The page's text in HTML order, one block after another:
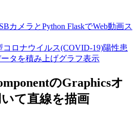
カメラとPython FlaskでWeb動画ス
コロナウイルス(COVID-19)陽性患
タを積み上げグラフ表示
のGraphicsオ
て直線を描画